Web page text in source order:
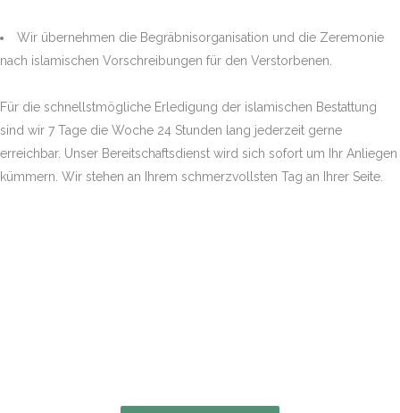
Wir übernehmen die Begräbnisorganisation und die Zeremonie
nach islamischen Vorschreibungen für den Verstorbenen.
Für die schnellstmögliche Erledigung der islamischen Bestattung
sind wir 7 Tage die Woche 24 Stunden lang jederzeit gerne
erreichbar. Unser Bereitschaftsdienst wird sich sofort um Ihr Anliegen
kümmern. Wir stehen an Ihrem schmerzvollsten Tag an Ihrer Seite.